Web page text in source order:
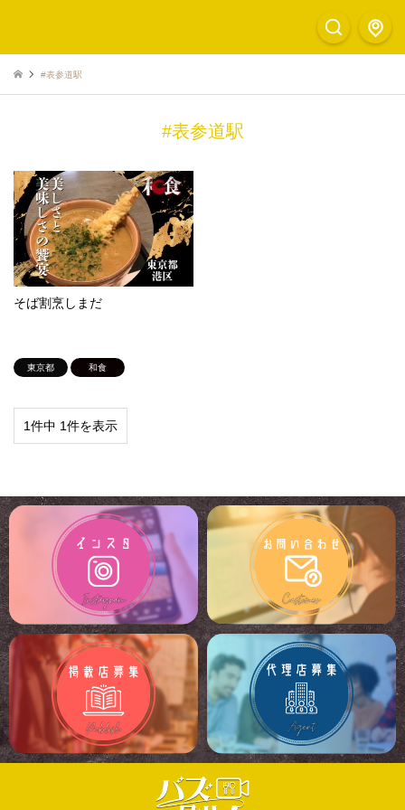
#表参道駅
#表参道駅
そば割烹しまだ
東京都 和食
1件中 1件を表示